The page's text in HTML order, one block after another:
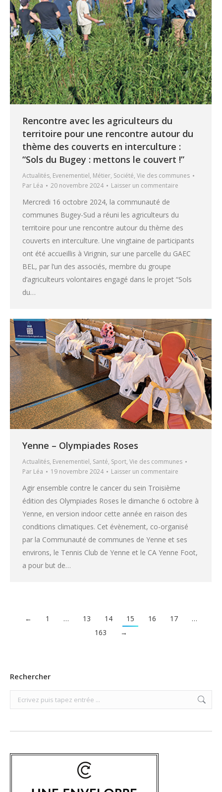
Rencontre avec les agriculteurs du
territoire pour une rencontre autour du
thème des couverts en interculture :
“Sols du Bugey : mettons le couvert !”
Actualités, Evenementiel, Métier, Société, Vie des communes
Par Léa 20 novembre 2024 Laisser un commentaire
Mercredi 16 octobre 2024, la communauté de
communes Bugey-Sud a réuni les agriculteurs du
territoire pour une rencontre autour du thème des
couverts en interculture. Une vingtaine de participants
ont été accueillis à Virignin, sur une parcelle du GAEC
BEL, par l’un des associés, membre du groupe
d’agriculteurs volontaires engagé dans le projet “Sols
du…
Yenne – Olympiades Roses
Actualités, Evenementiel, Santé, Sport, Vie des communes
Par Léa 19 novembre 2024 Laisser un commentaire
Agir ensemble contre le cancer du sein Troisième
édition des Olympiades Roses le dimanche 6 octobre à
Yenne, en version indoor cette année en raison des
conditions climatiques. Cet évènement, co-organisé
par la Communauté de communes de Yenne et ses
environs, le Tennis Club de Yenne et le CA Yenne Foot,
a pour but de…
← 1 … 13 14 15 16 17
…
163
→
Rechercher
Search: